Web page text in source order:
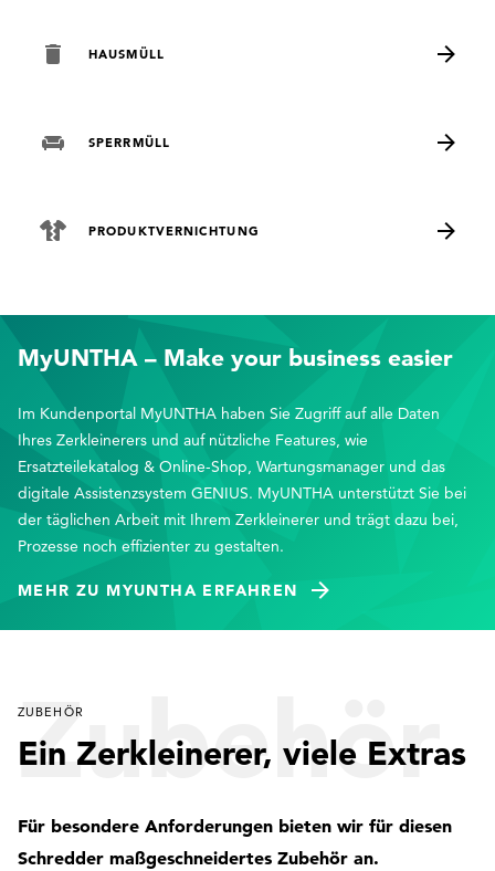
HAUSMÜLL
SPERRMÜLL
PRODUKTVERNICHTUNG
MyUNTHA – Make your business easier
Im Kundenportal MyUNTHA haben Sie Zugriff auf alle Daten
Ihres Zerkleinerers und auf nützliche Features, wie
Ersatzteilekatalog & Online-Shop, Wartungsmanager und das
digitale Assistenzsystem GENIUS. MyUNTHA unterstützt Sie bei
der täglichen Arbeit mit Ihrem Zerkleinerer und trägt dazu bei,
Prozesse noch effizienter zu gestalten.
MEHR ZU MYUNTHA ERFAHREN
Zubehör
ZUBEHÖR
Ein Zerkleinerer, viele Extras
Für besondere Anforderungen bieten wir für diesen
Schredder maßgeschneidertes Zubehör an.